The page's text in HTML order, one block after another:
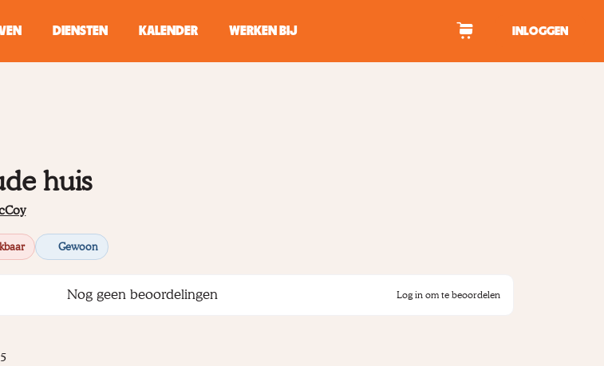
DIENSTEN KALENDER WERKEN BIJ INLOGGEN
huis
Gewoon
Nog geen beoordelingen Log in om te beoordelen